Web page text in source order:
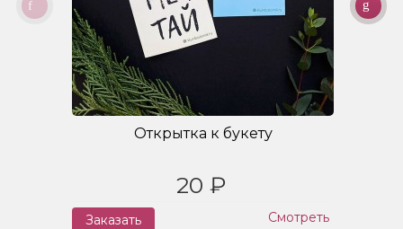
Открытка к букету
20 ₽
Заказать Смотреть